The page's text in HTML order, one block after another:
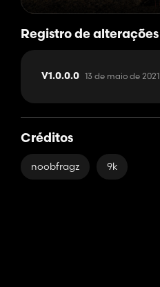
Registro de alterações
V1.0.0.0 13 de maio de 2021
Créditos
noobfragz 9k